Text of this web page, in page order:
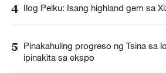
4 Ilog Pelku: Isang highland gem sa
5
Pinakahuling progreso ng Tsina sa
ipinakita sa ekspo